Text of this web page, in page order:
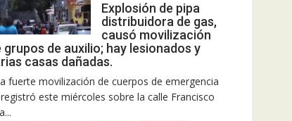
Explosión de pipa
distribuidora de gas,
causó movilización
grupos de auxilio; hay lesionados y
casas dañadas.
fuerte movilización de cuerpos de emergencia
este miércoles sobre la calle Francisco